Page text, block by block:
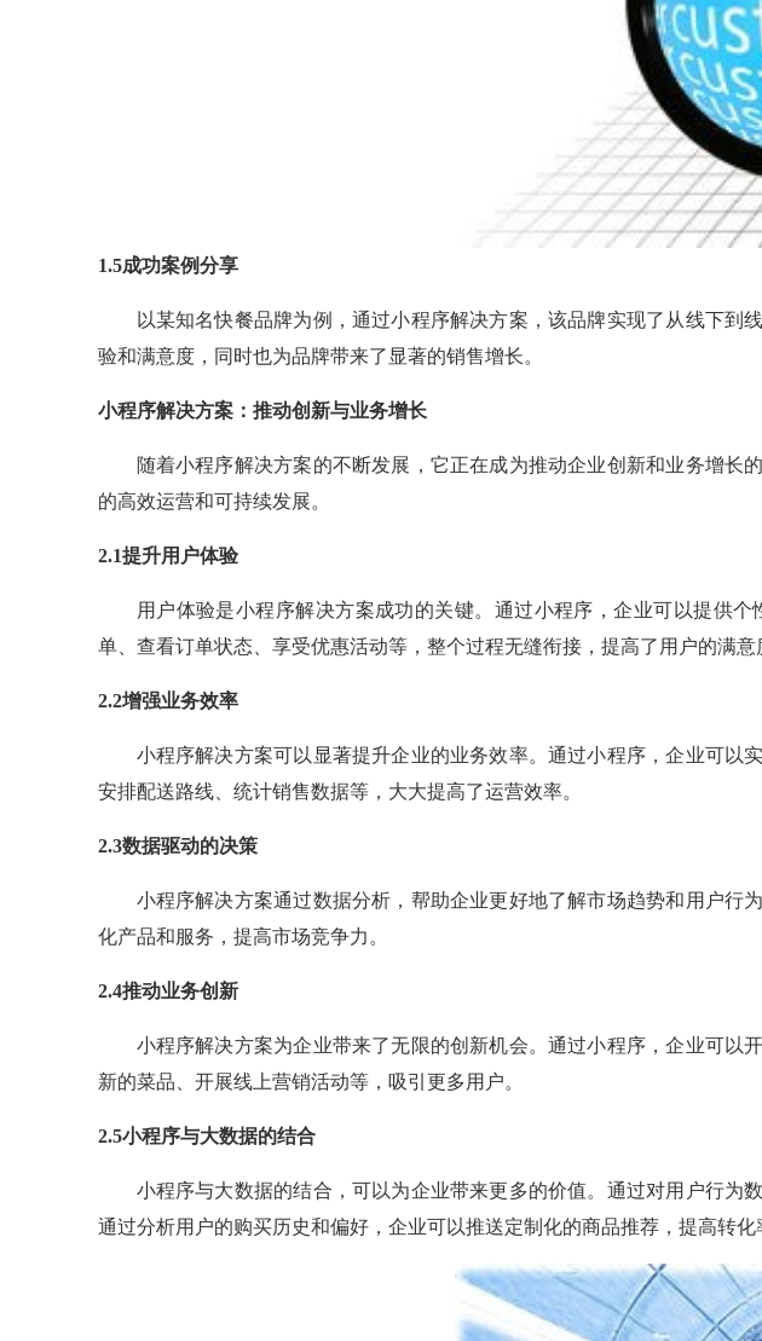
1.5成功案例分享
以某知名快餐品牌为例，通过小程序解决方案，该品牌实现了从线下
验和满意度，同时也为品牌带来了显著的销售增长。
小程序解决方案：推动创新与业务增长
随着小程序解决方案的不断发展，它正在成为推动企业创新和业务增
的高效运营和可持续发展。
2.1提升用户体验
用户体验是小程序解决方案成功的关键。通过小程序，企业可以提供
单、查看订单状态、享受优惠活动等，整个过程无缝衔接，提高了用户的满意
2.2增强业务效率
小程序解决方案可以显著提升企业的业务效率。通过小程序，企业可以
安排配送路线、统计销售数据等，大大提高了运营效率。
2.3数据驱动的决策
小程序解决方案通过数据分析，帮助企业更好地了解市场趋势和用户
化产品和服务，提高市场竞争力。
2.4推动业务创新
小程序解决方案为企业带来了无限的创新机会。通过小程序，企业可以
新的菜品、开展线上营销活动等，吸引更多用户。
2.5小程序与大数据的结合
小程序与大数据的结合，可以为企业带来更多的价值。通过对用户行为
通过分析用户的购买历史和偏好，企业可以推送定制化的商品推荐，提高转化